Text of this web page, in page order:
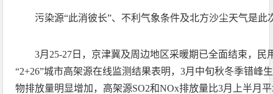
污染源“此消彼长”、不利气象条件及北方沙尘天气是此
3月25-27日，京津冀及周边地区采暖期已全面结束，民
“2+26”城市高架源在线监测结果表明，3月中旬秋冬季错峰
物排放量明显增加，高架源SO2和NOx排放量比3月上半月